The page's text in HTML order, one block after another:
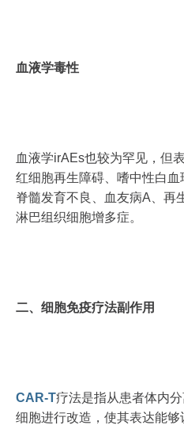
血液学毒性
血液学irAEs也较为罕见，但
红细胞再生障碍、嗜中性白血
脊髓发育不良、血友病A、再
淋巴组织细胞增多症。
二、细胞免疫疗法副作用
CAR-T疗法是指从患者体内
细胞进行改造，使其表达能